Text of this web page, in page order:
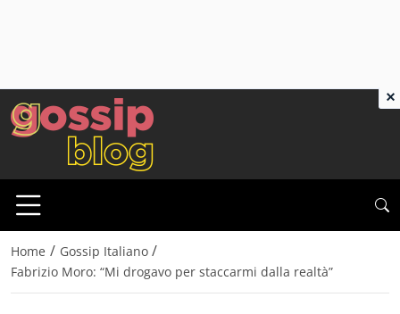
Home / Gossip Italiano /
Fabrizio Moro: “Mi drogavo per staccarmi dalla realtà”
×